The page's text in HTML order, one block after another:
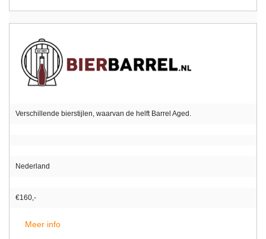
Verschillende bierstijlen, waarvan de helft Barrel Aged.
Nederland
€160,-
Meer info